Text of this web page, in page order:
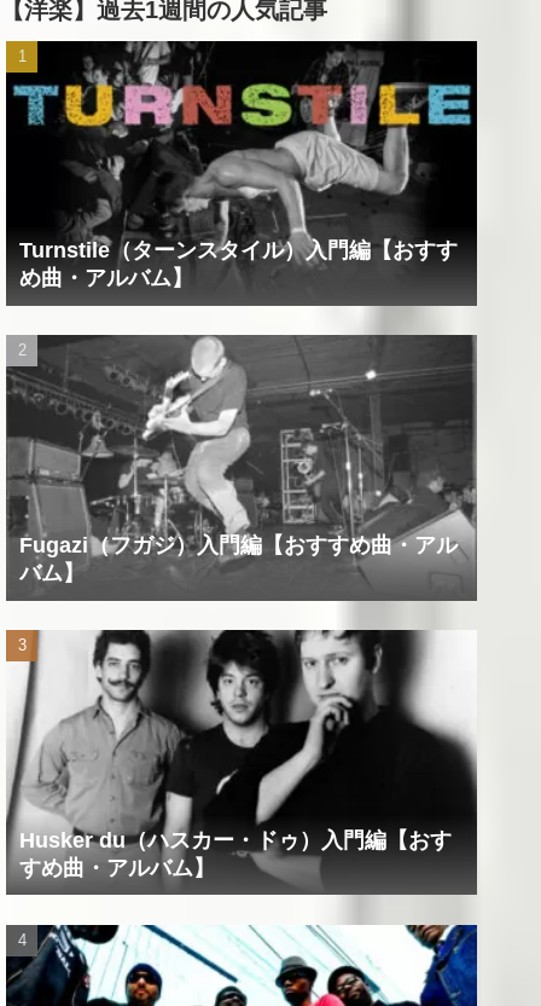
【洋楽】過去1週間の人気記事
Turnstile（ターンスタイル）入門編【おすす
め曲・アルバム】
Fugazi（フガジ）入門編【おすすめ曲・アル
バム】
Husker du（ハスカー・ドゥ）入門編【おす
すめ曲・アルバム】